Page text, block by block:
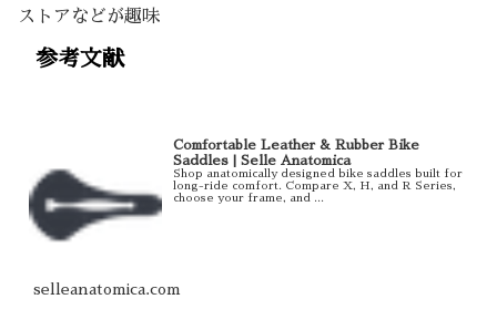
ストアなどが趣味
参考文献
Comfortable Leather & Rubber Bike
Saddles | Selle Anatomica
Shop anatomically designed bike saddles built for
long-ride comfort. Compare X, H, and R Series,
choose your frame, and ...
selleanatomica.com